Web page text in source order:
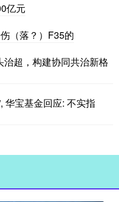
亿元
（落？）F35的
超，构建协同共治新格
华宝基金回应: 不实指